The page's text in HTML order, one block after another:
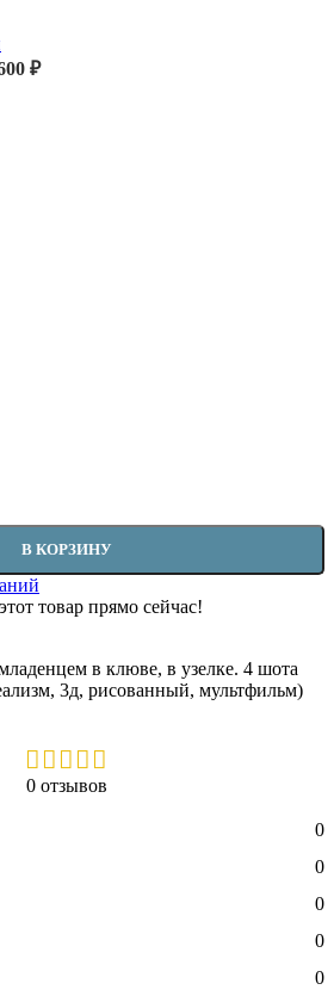
₽
В КОРЗИНУ
товар прямо сейчас!
в клюве, в узелке. 4 шота
3д, рисованный, мультфильм)
0 отзывов
0
0
0
0
0